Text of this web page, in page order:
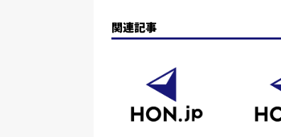
関連記事